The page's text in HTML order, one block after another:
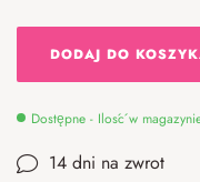
DODAJ DO
Dostępne - Ilość w
14 dni na zwrot